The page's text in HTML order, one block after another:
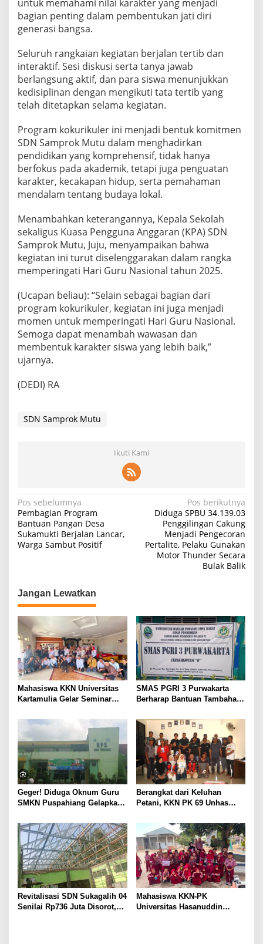
untuk memahami nilai karakter yang menjadi
bagian penting dalam pembentukan jati diri
generasi bangsa.
Seluruh rangkaian kegiatan berjalan tertib dan
interaktif. Sesi diskusi serta tanya jawab
berlangsung aktif, dan para siswa menunjukkan
kedisiplinan dengan mengikuti tata tertib yang
telah ditetapkan selama kegiatan.
Program kokurikuler ini menjadi bentuk komitmen
SDN Samprok Mutu dalam menghadirkan
pendidikan yang komprehensif, tidak hanya
berfokus pada akademik, tetapi juga penguatan
karakter, kecakapan hidup, serta pemahaman
mendalam tentang budaya lokal.
Menambahkan keterangannya, Kepala Sekolah
sekaligus Kuasa Pengguna Anggaran (KPA) SDN
Samprok Mutu, Juju, menyampaikan bahwa
kegiatan ini turut diselenggarakan dalam rangka
memperingati Hari Guru Nasional tahun 2025.
(Ucapan beliau): “Selain sebagai bagian dari
program kokurikuler, kegiatan ini juga menjadi
momen untuk memperingati Hari Guru Nasional.
Semoga dapat menambah wawasan dan
membentuk karakter siswa yang lebih baik,”
ujarnya.
(DEDI) RA
SDN Samprok Mutu
Ikuti Kami
Navigasi
pos
Pos sebelumnya
Pembagian Program
Bantuan Pangan Desa
Sukamukti Berjalan Lancar,
Warga Sambut Positif
Pos berikutnya
Diduga SPBU 34.139.03
Penggilingan Cakung
Menjadi Pengecoran
Pertalite, Pelaku Gunakan
Motor Thunder Secara
Bulak Balik
Jangan Lewatkan
Mahasiswa KKN Universitas
Kartamulia Gelar Seminar
Sadar Hukum” di Desa
Sukamulya
SMAS PGRI 3 Purwakarta
Berharap Bantuan Tambahan
Rp 818 Juta Dinilai Belum
Mencukupi
Geger! Diduga Oknum Guru
SMKN Puspahiang Gelapkan
Rp42 Juta, Dugaan
Penggunaan Dana BOS
Disorot
Berangkat dari Keluhan
Petani, KKN PK 69 Unhas
Cegah Keracunan Bahan
Kimia Pertanian
Revitalisasi SDN Sukagalih 04
Senilai Rp736 Juta Disorot,
Mahasiswa KKN-PK
Universitas Hasanuddin